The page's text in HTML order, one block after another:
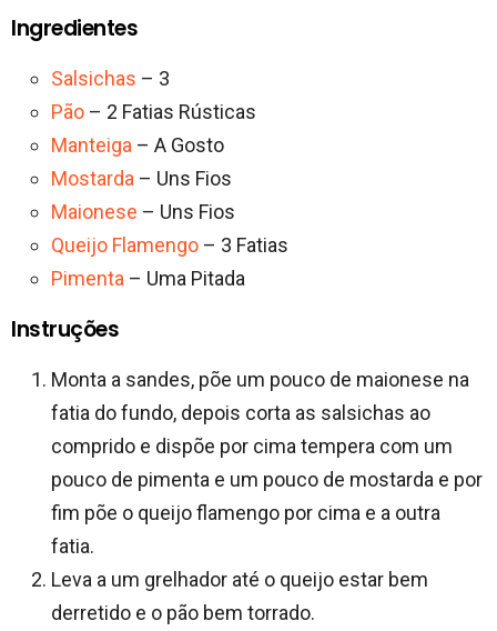
Ingredientes
Salsichas – 3
Pão – 2 Fatias Rústicas
Manteiga – A Gosto
Mostarda – Uns Fios
Maionese – Uns Fios
Queijo Flamengo – 3 Fatias
Pimenta – Uma Pitada
Instruções
Monta a sandes, põe um pouco de maionese na
fatia do fundo, depois corta as salsichas ao
comprido e dispõe por cima tempera com um
pouco de pimenta e um pouco de mostarda e por
fim põe o queijo flamengo por cima e a outra
fatia.
Leva a um grelhador até o queijo estar bem
derretido e o pão bem torrado.